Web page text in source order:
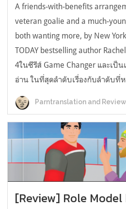
A friends-with-benefits
veteran goalie and a much-
both wanting more, by New
TODAY bestselling author
4ในซีรีส์ Game Changer และเป็
อ่าน ในที่สุดลำดับเรื่องกับลำดับที่
Parntranslation and Review
[Review] Role